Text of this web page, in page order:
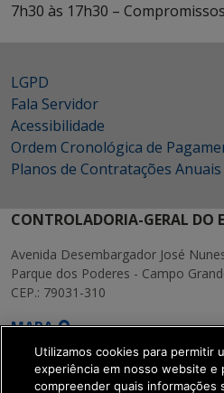
7h30 às 17h30 –
LGPD
Fala Servidor
Acessibilidade
Ordem Cronológica de
Planos de Contratações Anuais
CONTROLADORIA-GERAL DO
Avenida Desembargador José
Parque dos Poderes - Campo
CEP.: 79031-310
MAPA
Utilizamos cookies para permitir
experiência em nosso website e
compreender quais informações